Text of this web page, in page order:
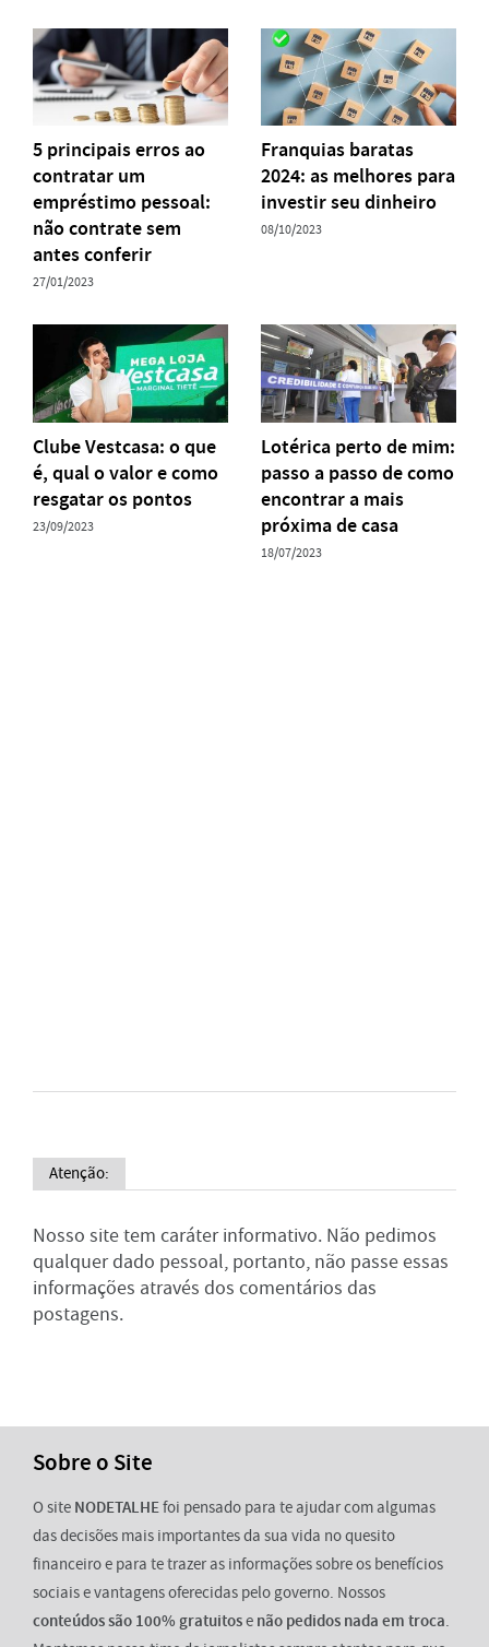
5 principais erros ao
contratar um
empréstimo pessoal:
não contrate sem
antes conferir
27/01/2023
Franquias baratas
2024: as melhores para
investir seu dinheiro
08/10/2023
Clube Vestcasa: o que
é, qual o valor e como
resgatar os pontos
23/09/2023
Lotérica perto de mim:
passo a passo de como
encontrar a mais
próxima de casa
18/07/2023
Atenção:
Nosso site tem caráter informativo. Não pedimos
qualquer dado pessoal, portanto, não passe essas
informações através dos comentários das
postagens.
Sobre o Site
O site NODETALHEfoi pensado para te ajudar com algumas
das decisões mais importantes da sua vida no quesito
financeiro e para te trazer as informações sobre os benefícios
sociais e vantagens oferecidas pelo governo. Nossos
conteúdos são 100% gratuitose não pedidos nada em troca.